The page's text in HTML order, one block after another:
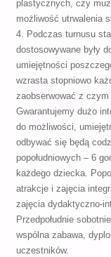
plastycznych, czy
możliwość utrwalenia
4. Podczas turnusu
dostosowywane były
umiejętności
wzrasta stopniowo
zaobserwować z
Gwarantujemy dużo
do możliwości,
odbywać się będą
popołudniowych – 6
każdego dziecka.
atrakcje i zajęcia
zajęcia dydaktyczno-
Przedpołudnie
wspólna zabawa,
uczestników.